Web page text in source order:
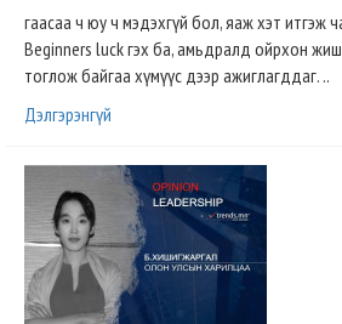
гаасаа ч юу ч мэдэхгүй бол, яаж хэт итгэж
Beginners luck гэх ба, амьдралд ойрхон
тоглож байгаа хүмүүс дээр ажиглагддаг. ..
Дэлгэрэнгүй